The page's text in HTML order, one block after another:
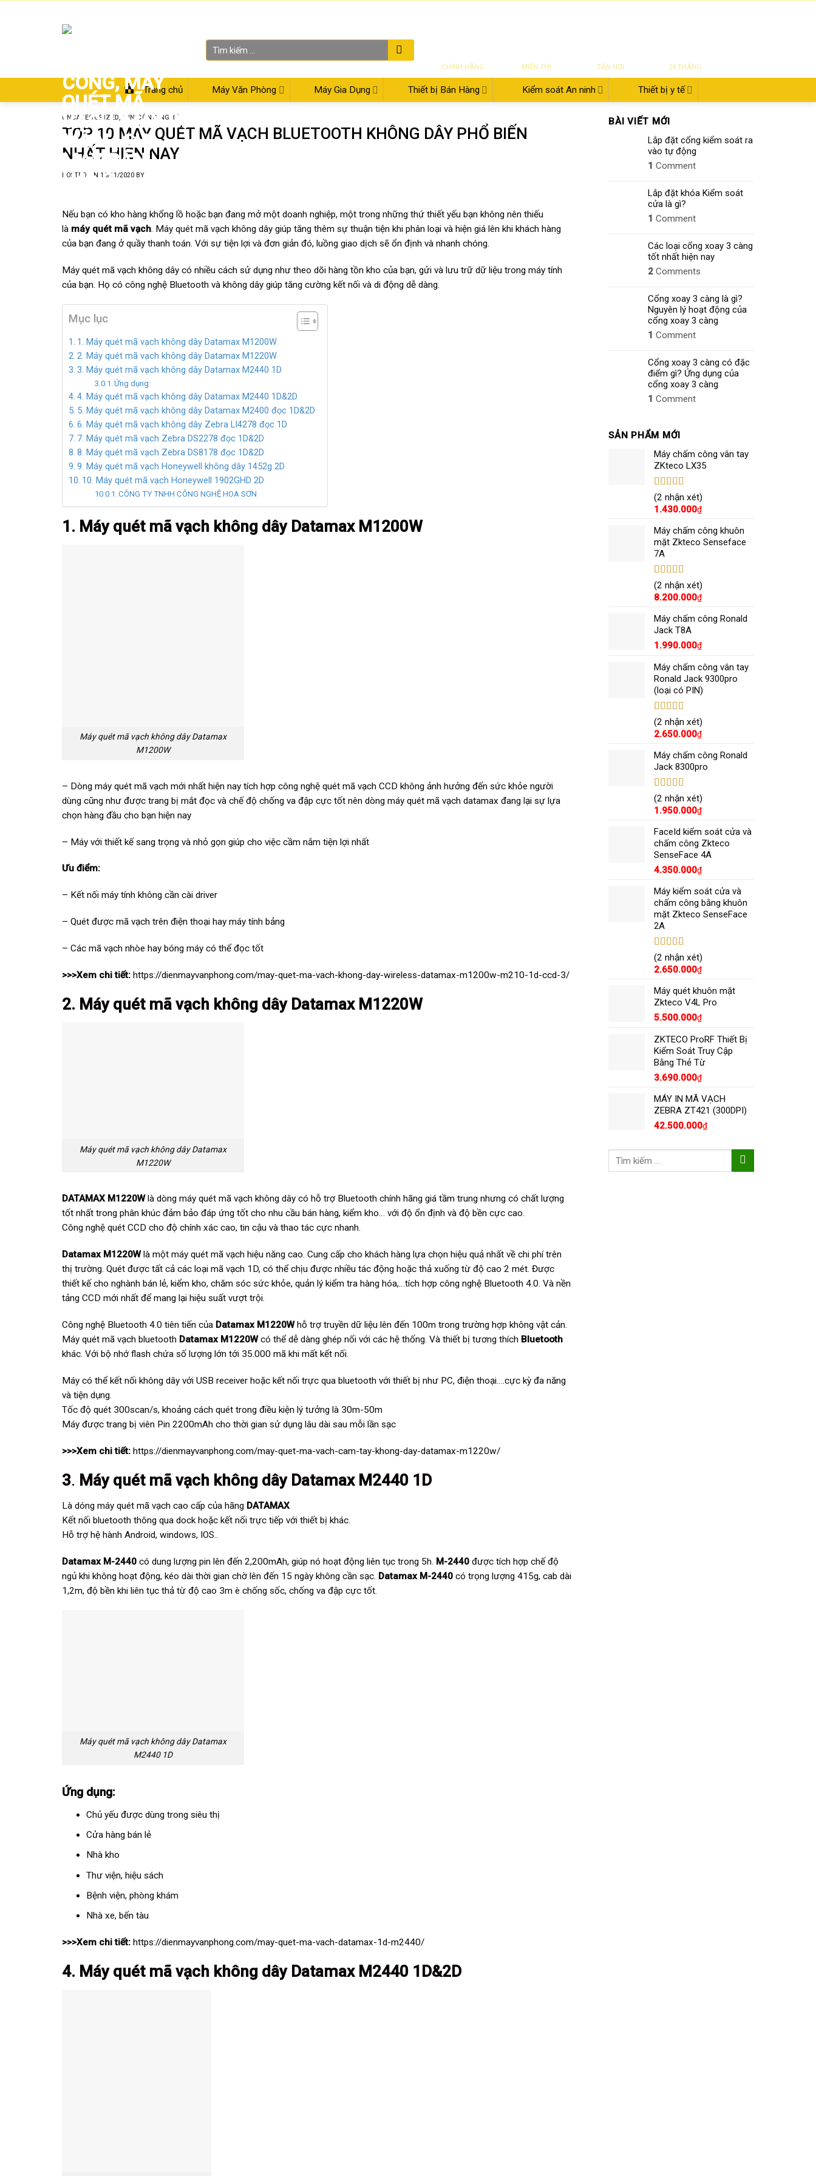
Tìm
kiếm:
CHÍNH HÃNG
MIỄN PHÍ
TẬN NƠI
24 THÁNG
Trang chủ Máy Văn Phòng Máy Gia Dụng Thiết bị Bán Hàng Kiểm soát An ninh Thiết bị y tế
UNCATEGORIZED,TIN CÔNG NGHỆ
TOP 10 MÁY QUÉT MÃ VẠCH BLUETOOTH KHÔNG DÂY PHỔ BIẾN
NHẤT HIỆN NAY
POSTED ON 16/11/2020 BY
Nếu bạn có kho hàng khổng lồ hoặc bạn đang mở một doanh nghiệp, một trong những thứ thiết yếu bạn không nên thiếu
là máy quét mã vạch. Máy quét mã vạch không dây giúp tăng thêm sự thuận tiện khi phân loại và hiện giá lên khi khách hàng
của bạn đang ở quầy thanh toán. Với sự tiện lợi và đơn giản đó, luồng giao dịch sẽ ổn định và nhanh chóng.
Máy quét mã vạch không dây có nhiều cách sử dụng như theo dõi hàng tồn kho của bạn, gửi và lưu trữ dữ liệu trong máy tính
của bạn. Họ có công nghệ Bluetooth và không dây giúp tăng cường kết nối và di động dễ dàng.
Mục lục
1. Máy quét mã vạch không dây Datamax M1200W
2. Máy quét mã vạch không dây Datamax M1220W
3. Máy quét mã vạch không dây Datamax M2440 1D
Ứng dụng:
4. Máy quét mã vạch không dây Datamax M2440 1D&2D
5. Máy quét mã vạch không dây Datamax M2400 đọc 1D&2D
6. Máy quét mã vạch không dây Zebra LI4278 đọc 1D
7. Máy quét mã vạch Zebra DS2278 đọc 1D&2D
8. Máy quét mã vạch Zebra DS8178 đọc 1D&2D
9. Máy quét mã vạch Honeywell không dây 1452g 2D
10. Máy quét mã vạch Honeywell 1902GHD 2D
CÔNG TY TNHH CÔNG NGHỆ HOA SƠN
1. Máy quét mã vạch không dây Datamax M1200W
Máy quét mã vạch không dây Datamax
M1200W
– Dòng máy quét mã vạch mới nhất hiện nay tích hợp công nghệ quét mã vạch CCD không ảnh hưởng đến sức khỏe người
dùng cũng như được trang bị mắt đọc và chế độ chống va đập cực tốt nên dòng máy quét mã vạch datamax đang lại sự lựa
chọn hàng đầu cho bạn hiện nay
– Máy với thiết kế sang trọng và nhỏ gọn giúp cho việc cầm nắm tiện lợi nhất
Ưu điểm:
– Kết nối máy tính không cần cài driver
– Quét được mã vạch trên điện thoại hay máy tính bảng
– Các mã vạch nhòe hay bóng máy có thể đọc tốt
>>>Xem chi tiết: https://dienmayvanphong.com/may-quet-ma-vach-khong-day-wireless-datamax-m1200w-m210-1d-ccd-3/
2. Máy quét mã vạch không dây Datamax M1220W
Máy quét mã vạch không dây Datamax
M1220W
DATAMAX M1220Wlà dòng máy quét mã vạch không dây có hỗ trợ Bluetooth chính hãng giá tầm trung nhưng có chất lượng
tốt nhất trong phân khúc đảm bảo đáp ứng tốt cho nhu cầu bán hàng, kiểm kho… với độ ổn định và độ bền cực cao.
Công nghệ quét CCD cho độ chính xác cao, tin cậu và thao tác cực nhanh.
Datamax M1220Wlà một máy quét mã vạch hiệu năng cao. Cung cấp cho khách hàng lựa chọn hiệu quả nhất về chi phí trên
thị trường. Quét được tất cả các loại mã vạch 1D, có thể chịu được nhiều tác động hoặc thả xuống từ độ cao 2 mét. Được
thiết kế cho nghành bán lẻ, kiểm kho, chăm sóc sức khỏe, quản lý kiểm tra hàng hóa,…tích hợp công nghệ Bluetooth 4.0. Và nền
tảng CCD mới nhất để mang lại hiệu suất vượt trội.
Công nghệ Bluetooth 4.0 tiên tiến của Datamax M1220Whỗ trợ truyền dữ liệu lên đến 100m trong trường hợp không vật cản.
Máy quét mã vạch bluetooth Datamax M1220Wcó thể dễ dàng ghép nối với các hệ thống. Và thiết bị tương thích Bluetooth
khác. Với bộ nhớ flash chứa số lượng lớn tới 35.000 mã khi mất kết nối.
Máy có thể kết nối không dây với USB receiver hoặc kết nối trực qua bluetooth với thiết bị như PC, điện thoại….cực kỳ đa năng
và tiện dụng.
Tốc độ quét 300scan/s, khoảng cách quét trong điều kiện lý tưởng là 30m-50m
Máy được trang bị viên Pin 2200mAh cho thời gian sử dụng lâu dài sau mỗi lần sạc
>>>Xem chi tiết: https://dienmayvanphong.com/may-quet-ma-vach-cam-tay-khong-day-datamax-m1220w/
3. Máy quét mã vạch không dây Datamax M2440 1D
Là dóng máy quét mã vạch cao cấp của hãng DATAMAX
Kết nối bluetooth thông qua dock hoặc kết nối trực tiếp với thiết bị khác.
Hỗ trợ hệ hành Android, windows, IOS..
Datamax M-2440 có dung lượng pin lên đến 2,200mAh, giúp nó hoạt động liên tục trong 5h. M-2440 được tích hợp chế độ
ngủ khi không hoạt động, kéo dài thời gian chờ lên đến 15 ngày không cần sạc. Datamax M-2440 có trọng lượng 415g, cab dài
1,2m, độ bền khi liên tục thả từ độ cao 3m è chống sốc, chống va đập cực tốt.
Máy quét mã vạch không dây Datamax
M2440 1D
Ứng dụng:
Chủ yếu được dùng trong siêu thị
Cửa hàng bán lẻ
Nhà kho
Thư viện, hiệu sách
Bệnh viện, phòng khám
Nhà xe, bến tàu
>>>Xem chi tiết: https://dienmayvanphong.com/may-quet-ma-vach-datamax-1d-m2440/
4. Máy quét mã vạch không dây Datamax M2440 1D&2D
BÀI VIẾT MỚI
Lắp đặt cổng kiểm soát ra
vào tự động
1 Comment
Lắp đặt khóa Kiểm soát
cửa là gì?
1 Comment
Các loại cổng xoay 3 càng
tốt nhất hiện nay
2 Comments
Cổng xoay 3 càng là gì?
Nguyên lý hoạt động của
cổng xoay 3 càng
1 Comment
Cổng xoay 3 càng có đặc
điểm gì? Ứng dụng của
cổng xoay 3 càng
1 Comment
SẢN PHẨM MỚI
Máy chấm công vân tay
ZKteco LX35
Được xếp
hạng5.005
sao
(2 nhận xét)
1.430.000₫
Máy chấm công khuôn
mặt Zkteco Senseface
7A
Được xếp
hạng5.005
sao
(2 nhận xét)
8.200.000₫
Máy chấm công Ronald
Jack T8A
1.990.000₫
Máy chấm công vân tay
Ronald Jack 9300pro
(loại có PIN)
Được xếp
hạng5.005
sao
(2 nhận xét)
2.650.000₫
Máy chấm công Ronald
Jack 8300pro
Được xếp
hạng5.005
sao
(2 nhận xét)
1.950.000₫
FaceId kiểm soát cửa và
chấm công Zkteco
SenseFace 4A
4.350.000₫
Máy kiểm soát cửa và
chấm công bằng khuôn
mặt Zkteco SenseFace
2A
Được xếp
hạng5.005
sao
(2 nhận xét)
2.650.000₫
Máy quét khuôn mặt
Zkteco V4L Pro
5.500.000₫
ZKTECO ProRF Thiết Bị
Kiểm Soát Truy Cập
Bằng Thẻ Từ
3.690.000₫
MÁY IN MÃ VẠCH
ZEBRA ZT421 (300DPI)
42.500.000₫
Tìm